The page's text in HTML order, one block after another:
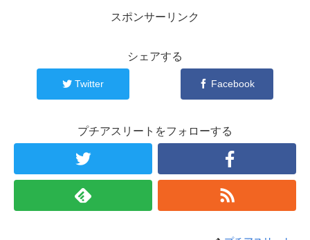
スポンサーリンク
シェアする
Twitter Facebook
プチアスリートをフォローする